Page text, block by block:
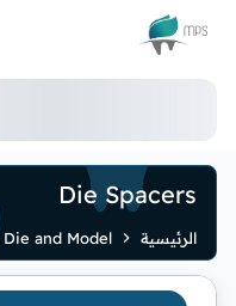
الشعار
Die Spacers
الرئيسية Die and Model